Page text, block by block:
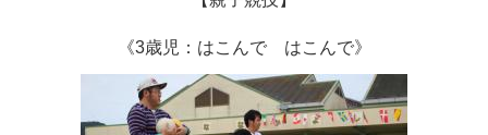
《3歳児：はこんで はこんで》